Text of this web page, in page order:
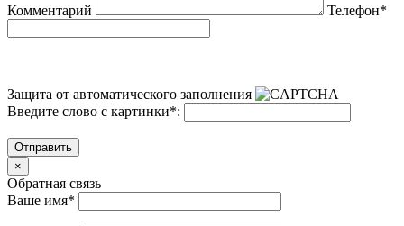
Комментарий Телефон*
Защита от автоматического заполнения
Введите слово с картинки*:
Отправить
×
Обратная связь
Ваше имя*